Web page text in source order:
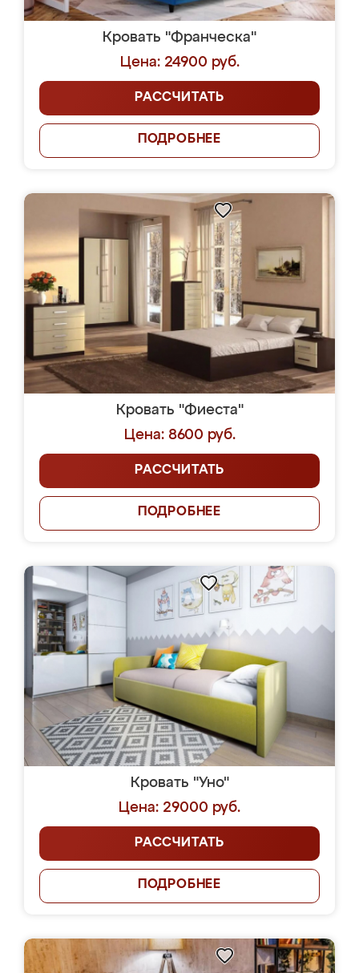
Кровать "Франческа"
Цена: 24900 руб.
РАССЧИТАТЬ
ПОДРОБНЕЕ
Кровать "Фиеста"
Цена: 8600 руб.
РАССЧИТАТЬ
ПОДРОБНЕЕ
Кровать "Уно"
Цена: 29000 руб.
РАССЧИТАТЬ
ПОДРОБНЕЕ